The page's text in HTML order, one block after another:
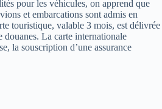
pour les véhicules, on apprend que
et embarcations sont admis en
touristique, valable 3 mois, est délivrée
douanes. La carte internationale
la souscription d’une assurance